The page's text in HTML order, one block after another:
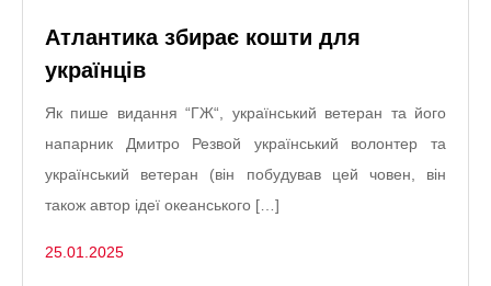
Атлантика збирає кошти для
українців
Як пише видання “ГЖ“, український ветеран та його
напарник Дмитро Резвой український волонтер та
український ветеран (він побудував цей човен, він
також автор ідеї океанського […]
25.01.2025